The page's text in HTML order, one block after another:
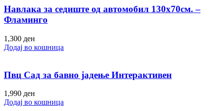
Навлака за седиште од автомобил 130х70см. –
Фламинго
1,300 ден
Додај во кошница
Пвц Сад за бавно јадење Интерактивен
1,990 ден
Додај во кошница